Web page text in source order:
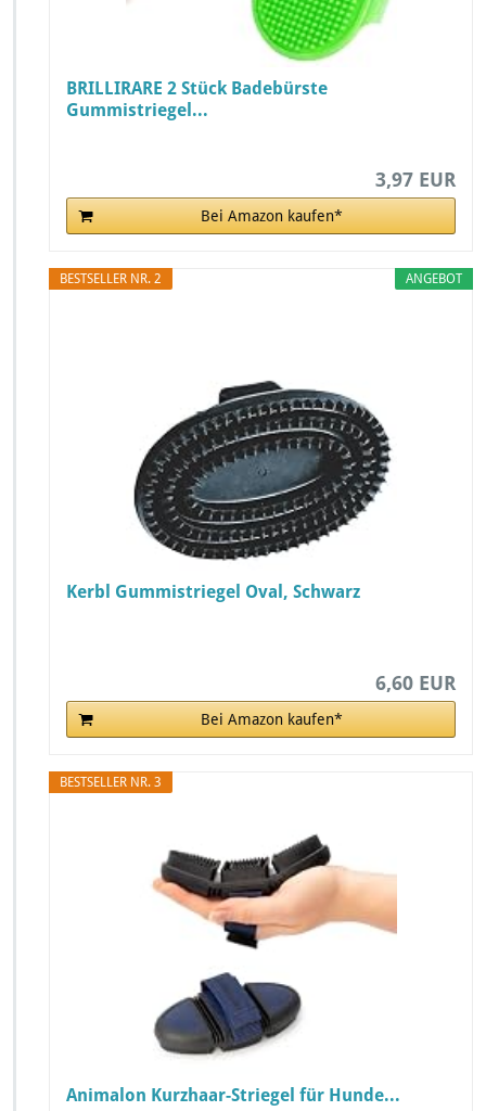
BRILLIRARE 2 Stück Badebürste
Gummistriegel...
3,97 EUR
Bei Amazon kaufen*
ANGEBOT
BESTSELLER NR. 2
Kerbl Gummistriegel Oval, Schwarz
6,60 EUR
Bei Amazon kaufen*
BESTSELLER NR. 3
Animalon Kurzhaar-Striegel für Hunde...